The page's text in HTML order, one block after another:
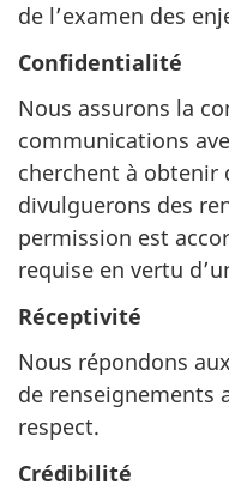
de l’examen des
Confidentialité
Nous assurons la
communications
cherchent à obtenir
divulguerons des
permission est
requise en vertu
Réceptivité
Nous répondons
de renseignements
respect.
Crédibilité